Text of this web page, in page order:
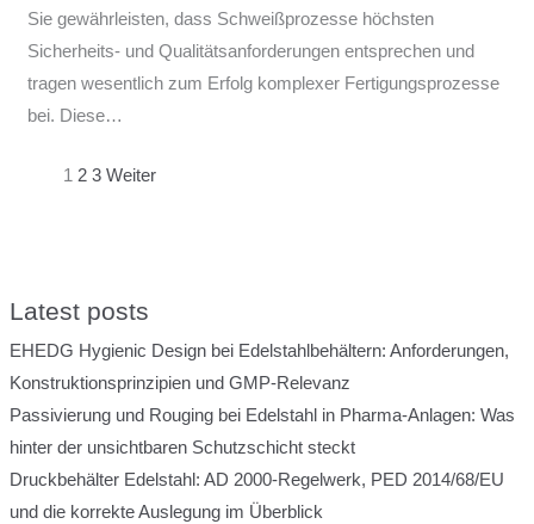
Sie gewährleisten, dass Schweißprozesse höchsten
Sicherheits- und Qualitätsanforderungen entsprechen und
tragen wesentlich zum Erfolg komplexer Fertigungsprozesse
bei. Diese…
1 2 3 Weiter
Latest posts
EHEDG Hygienic Design bei Edelstahlbehältern: Anforderungen,
Konstruktionsprinzipien und GMP-Relevanz
Passivierung und Rouging bei Edelstahl in Pharma-Anlagen: Was
hinter der unsichtbaren Schutzschicht steckt
Druckbehälter Edelstahl: AD 2000-Regelwerk, PED 2014/68/EU
und die korrekte Auslegung im Überblick